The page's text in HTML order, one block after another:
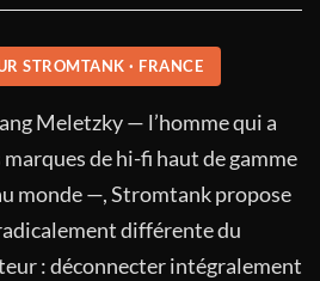
STROMTANK · FRANCE
Meletzky — l’homme qui a
marques de hi-fi haut de gamme
monde —, Stromtank propose
différente du
: déconnecter intégralement